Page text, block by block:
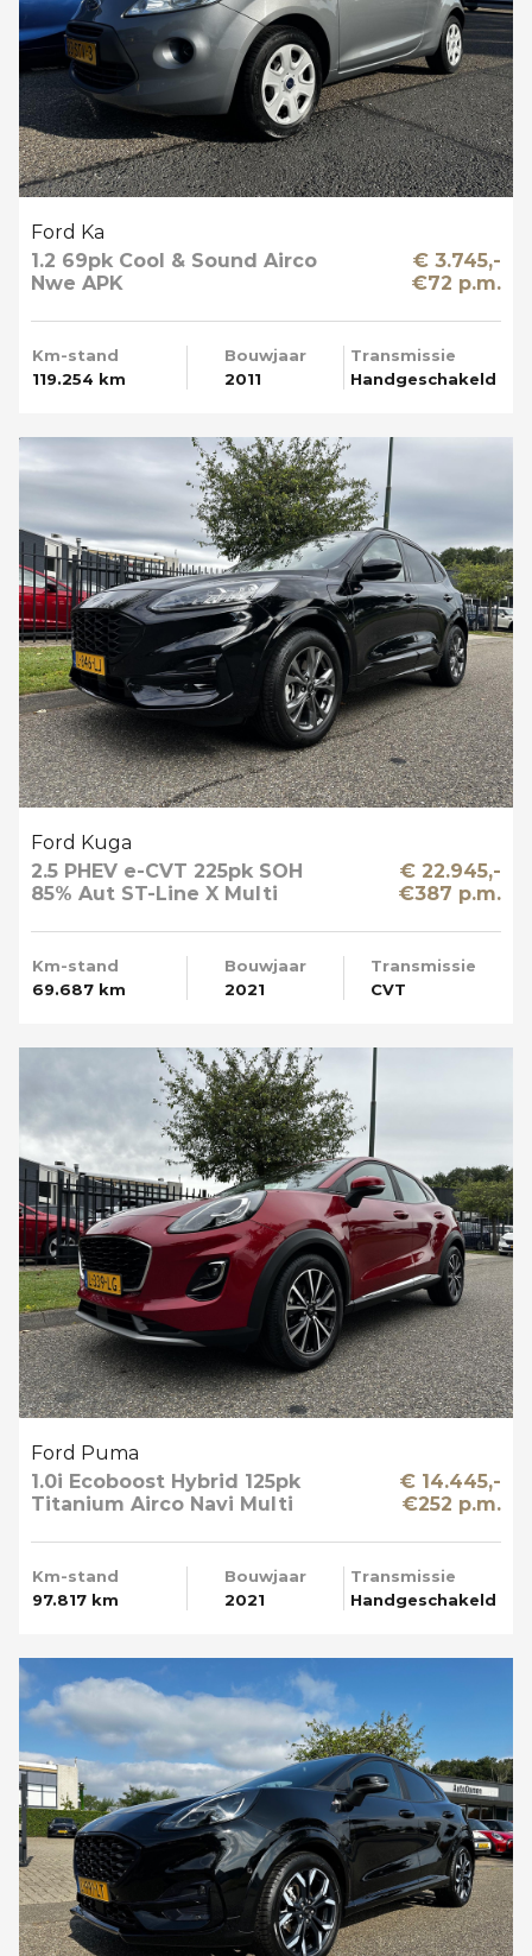
Ford Ka
1.2 69pk Cool & Sound Airco
Nwe APK
€ 3.745,-
€72 p.m.
Km-stand
119.254 km
Bouwjaar
2011
Transmissie
Handgeschakeld
Ford Kuga
2.5 PHEV e-CVT 225pk SOH
85% Aut ST-Line X Multi
€ 22.945,-
€387 p.m.
Km-stand
69.687 km
Bouwjaar
2021
Transmissie
CVT
Ford Puma
1.0i Ecoboost Hybrid 125pk
Titanium Airco Navi Multi
€ 14.445,-
€252 p.m.
Km-stand
97.817 km
Bouwjaar
2021
Transmissie
Handgeschakeld